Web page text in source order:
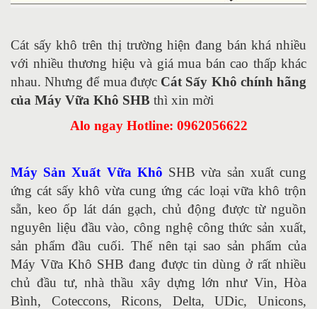
Cát sấy khô trên thị trường hiện đang bán khá nhiều
với nhiều thương hiệu và giá mua bán cao thấp khác
nhau. Nhưng để mua được Cát Sấy Khô chính hãng
của Máy Vữa Khô SHB thì xin mời
Alo ngay Hotline: 0962056622
Máy Sản Xuất Vữa Khô SHB vừa sản xuất cung
ứng cát sấy khô vừa cung ứng các loại vữa khô trộn
sẵn, keo ốp lát dán gạch, chủ động được từ nguồn
nguyên liệu đầu vào, công nghệ công thức sản xuất,
sản phẩm đầu cuối. Thế nên tại sao sản phẩm của
Máy Vữa Khô SHB đang được tin dùng ở rất nhiều
chủ đầu tư, nhà thầu xây dựng lớn như Vin, Hòa
Bình, Coteccons, Ricons, Delta, UDic, Unicons,